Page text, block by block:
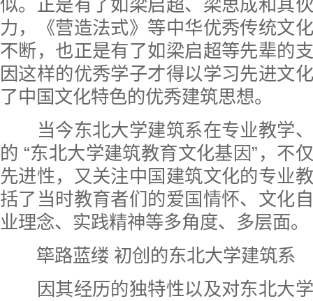
似。正是有了如梁启超、梁思成和其
力，《营造法式》等中华优秀传统文
不断，也正是有了如梁启超等先辈的
因这样的优秀学子才得以学习先进文
了中国文化特色的优秀建筑思想。
当今东北大学建筑系在专业教学、
的 “东北大学建筑教育文化基因”，不
先进性，又关注中国建筑文化的专业
括了当时教育者们的爱国情怀、文化
业理念、实践精神等多角度、多层面。
筚路蓝缕 初创的东北大学建筑系
因其经历的独特性以及对东北大学